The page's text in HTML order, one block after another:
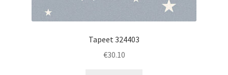
Tapeet 324403
€30.10